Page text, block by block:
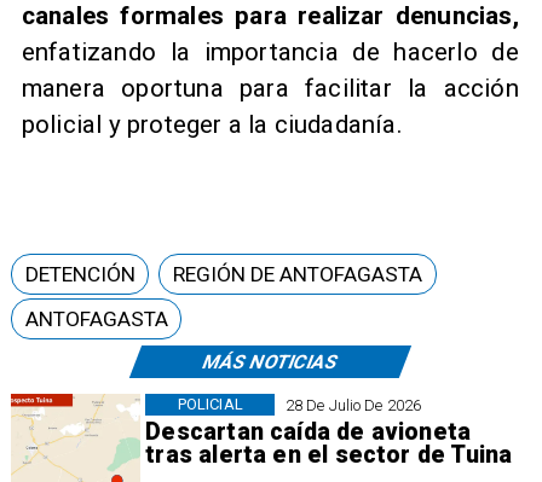
canales formales para realizar denuncias,
enfatizando la importancia de hacerlo de
manera oportuna para facilitar la acción
policial y proteger a la ciudadanía.
MÁS NOTICIAS
28 De Julio De 2026
Descartan caída de avioneta
tras alerta en el sector de Tuina
POLICIAL
DETENCIÓN
REGIÓN DE ANTOFAGASTA
ANTOFAGASTA